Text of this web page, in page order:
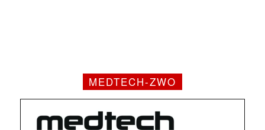
MEDTECH-ZWO